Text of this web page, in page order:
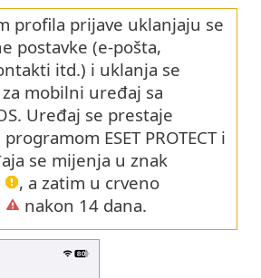
profila prijave uklanjaju se
postavke (e-pošta,
itd.) i uklanja se
mobilni uređaj sa
Uređaj se prestaje
ESET PROTECT i
se mijenja u znak
, a zatim u crveno
nakon 14 dana.